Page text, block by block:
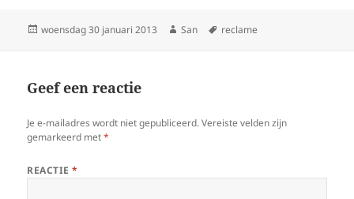
Geplaatst
woensdag 30 januari 2013 Auteur
San Tags
reclame
Geef een reactie
Je e-mailadres wordt niet gepubliceerd. Vereiste velden zijn
gemarkeerd met*
REACTIE*